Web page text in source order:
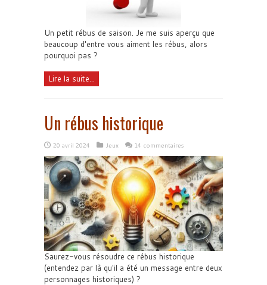
Un petit rébus de saison. Je me suis aperçu que
beaucoup d'entre vous aiment les rébus, alors
pourquoi pas ?
Lire la suite...
Un rébus historique
20 avril 2024 Jeux 14 commentaires
Saurez-vous résoudre ce rébus historique
(entendez par là qu'il a été un message entre deux
personnages historiques) ?